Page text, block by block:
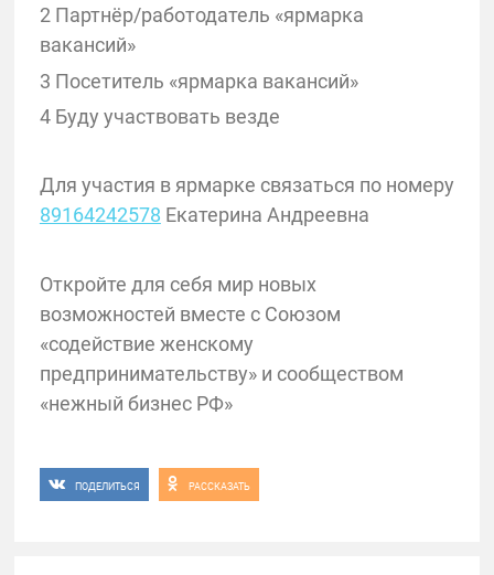
2 Партнёр/работодатель «ярмарка
вакансий»
3 Посетитель «ярмарка вакансий»
4 Буду участвовать везде
Для участия в ярмарке связаться по номеру
89164242578 Екатерина Андреевна
Откройте для себя мир новых
возможностей вместе с Союзом
«содействие женскому
предпринимательству» и сообществом
«нежный бизнес РФ»
ПОДЕЛИТЬСЯ РАССКАЗАТЬ